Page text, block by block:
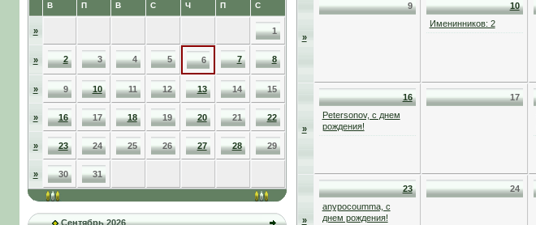
В П В С Ч П С
» 1
» 2 3 4 5 6 7 8
» 9 10 11 12 13 14 15
» 16 17 18 19 20 21 22
» 23 24 25 26 27 28 29
» 30 31
Сентябрь 2026
»
9
10
Именинников: 2
»
16
Petersonov, с днем
рождения!
17
»
23
anypocoumma, с
днем рождения!
24